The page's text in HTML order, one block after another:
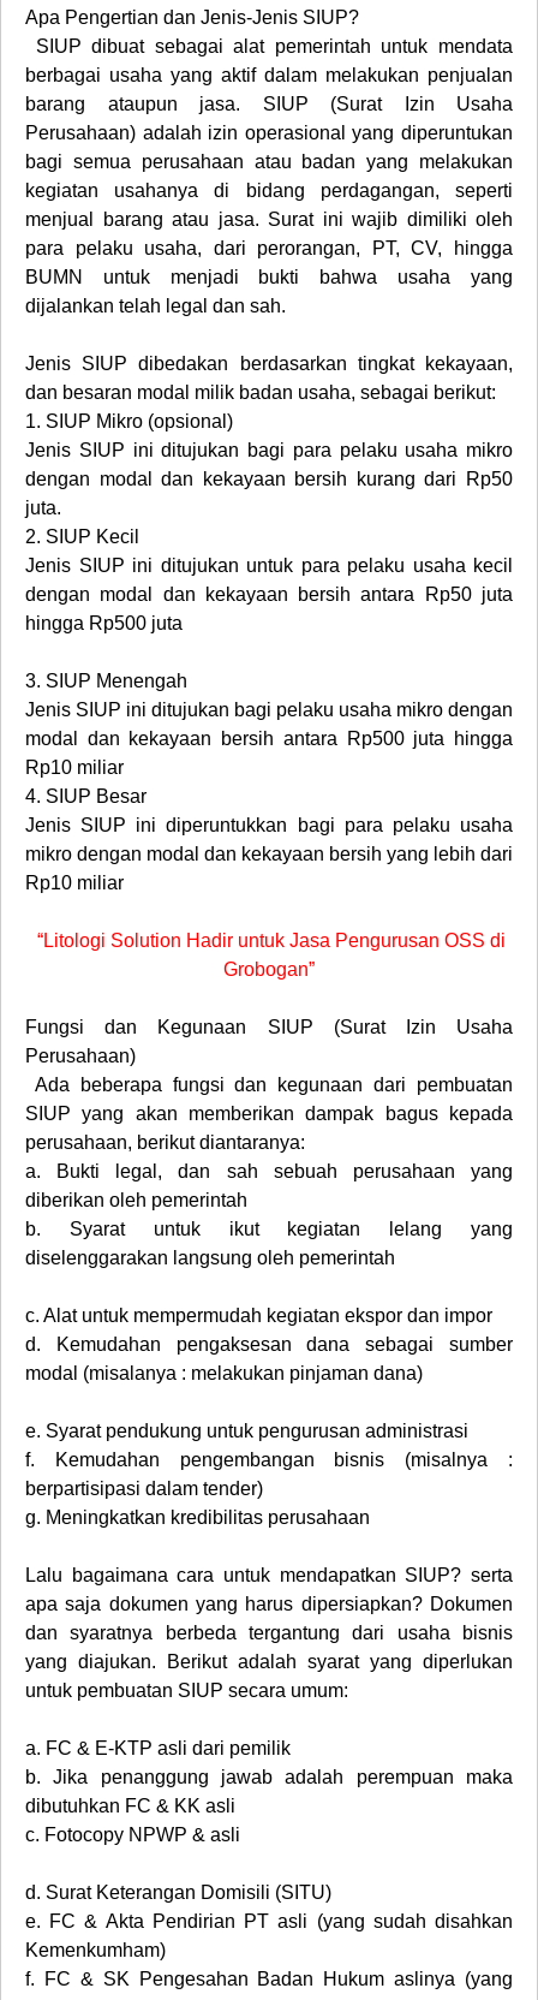
Apa Pengertian dan Jenis-Jenis SIUP?
SIUP dibuat sebagai alat pemerintah untuk mendata
berbagai usaha yang aktif dalam melakukan penjualan
barang ataupun jasa. SIUP (Surat Izin Usaha
Perusahaan) adalah izin operasional yang diperuntukan
bagi semua perusahaan atau badan yang melakukan
kegiatan usahanya di bidang perdagangan, seperti
menjual barang atau jasa. Surat ini wajib dimiliki oleh
para pelaku usaha, dari perorangan, PT, CV, hingga
BUMN untuk menjadi bukti bahwa usaha yang
dijalankan telah legal dan sah.
Jenis SIUP dibedakan berdasarkan tingkat kekayaan,
dan besaran modal milik badan usaha, sebagai berikut:
1. SIUP Mikro (opsional)
Jenis SIUP ini ditujukan bagi para pelaku usaha mikro
dengan modal dan kekayaan bersih kurang dari Rp50
juta.
2. SIUP Kecil
Jenis SIUP ini ditujukan untuk para pelaku usaha kecil
dengan modal dan kekayaan bersih antara Rp50 juta
hingga Rp500 juta
3. SIUP Menengah
Jenis SIUP ini ditujukan bagi pelaku usaha mikro dengan
modal dan kekayaan bersih antara Rp500 juta hingga
Rp10 miliar
4. SIUP Besar
Jenis SIUP ini diperuntukkan bagi para pelaku usaha
mikro dengan modal dan kekayaan bersih yang lebih dari
Rp10 miliar
“Litologi Solution Hadir untuk Jasa Pengurusan OSS di
Grobogan”
Fungsi dan Kegunaan SIUP (Surat Izin Usaha
Perusahaan)
Ada beberapa fungsi dan kegunaan dari pembuatan
SIUP yang akan memberikan dampak bagus kepada
perusahaan, berikut diantaranya:
a.
Bukti legal, dan sah sebuah perusahaan yang
diberikan oleh pemerintah
b.
Syarat untuk ikut kegiatan lelang yang
diselenggarakan langsung oleh pemerintah
c. Alat untuk mempermudah kegiatan ekspor dan impor
d.
Kemudahan pengaksesan dana sebagai sumber
modal (misalanya : melakukan pinjaman dana)
e. Syarat pendukung untuk pengurusan administrasi
f.
Kemudahan pengembangan bisnis (misalnya :
berpartisipasi dalam tender)
g. Meningkatkan kredibilitas perusahaan
Lalu bagaimana cara untuk mendapatkan SIUP? serta
apa saja dokumen yang harus dipersiapkan? Dokumen
dan syaratnya berbeda tergantung dari usaha bisnis
yang diajukan. Berikut adalah syarat yang diperlukan
untuk pembuatan SIUP secara umum:
a. FC & E-KTP asli dari pemilik
b.
Jika penanggung jawab adalah perempuan maka
dibutuhkan FC & KK asli
c. Fotocopy NPWP & asli
d. Surat Keterangan Domisili (SITU)
e. FC & Akta Pendirian PT asli (yang sudah disahkan
Kemenkumham)
f.
FC & SK Pengesahan Badan Hukum aslinya (yang